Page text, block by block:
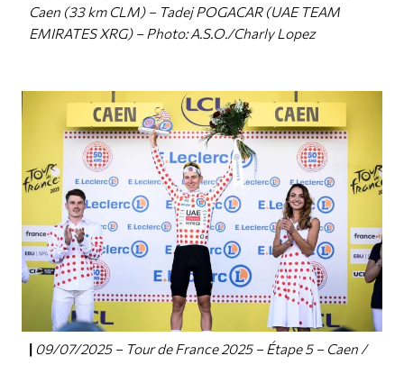
Caen (33 km CLM) – Tadej POGACAR (UAE TEAM
EMIRATES XRG) – Photo: A.S.O./Charly Lopez
09/07/2025 – Tour de France 2025 – Étape 5 – Caen /